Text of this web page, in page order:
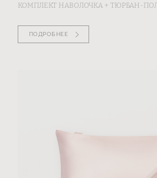
КОМПЛЕКТ НАВОЛОЧКА + ТЮРБАН-
ПОДРОБНЕЕ